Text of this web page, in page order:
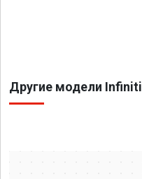
Другие модели Infiniti